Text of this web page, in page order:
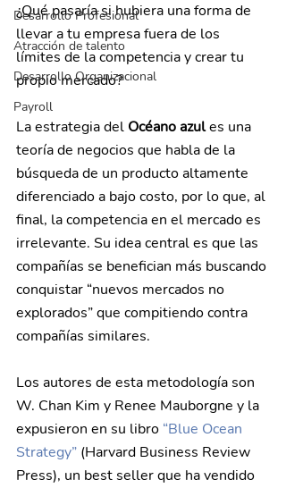
Desarrollo Profesional
Atracción de talento
Desarrollo Organizacional
Payroll
¿Qué pasaría si hubiera una forma de
llevar a tu empresa fuera de los
límites de la competencia y crear tu
propio mercado?
La estrategia del Océano azul es una
teoría de negocios que habla de la
búsqueda de un producto altamente
diferenciado a bajo costo, por lo que, al
final, la competencia en el mercado es
irrelevante. Su idea central es que las
compañías se benefician más buscando
conquistar “nuevos mercados no
explorados” que compitiendo contra
compañías similares.
Los autores de esta metodología son
W. Chan Kim y Renee Mauborgne y la
expusieron en su libro “Blue Ocean
Strategy” (Harvard Business Review
Press), un best seller que ha vendido